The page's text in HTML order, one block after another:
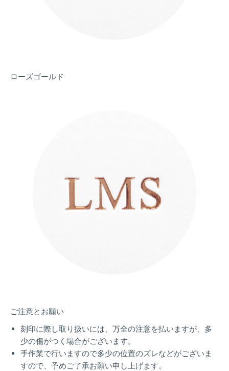
ローズゴールド
ご注意とお願い
刻印に際し取り扱いには、万全の注意を払いますが、多
少の傷がつく場合がございます。
手作業で行いますので多少の位置のズレなどがございま
すので、予めご了承お願い申し上げます。